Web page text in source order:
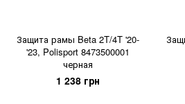
Защита рамы Beta 2T/4T '20-
'23, Polisport 8473500001
черная
1 238 грн